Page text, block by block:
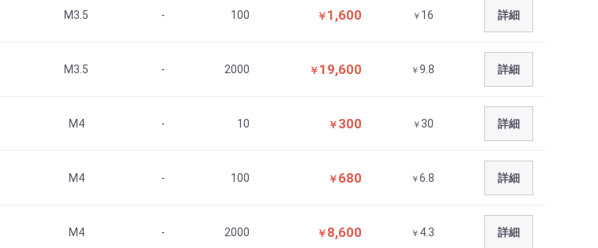
M3.5 - 100 ￥ 1,600 ￥ 16 詳細
M3.5 - 2000 ￥ 19,600 ￥9.8 詳細
M4 - 10 ￥ 300 ￥ 30 詳細
M4 - 100 ￥ 680 ￥6.8 詳細
M4 - 2000 ￥ 8,600 ￥ 4.3 詳細